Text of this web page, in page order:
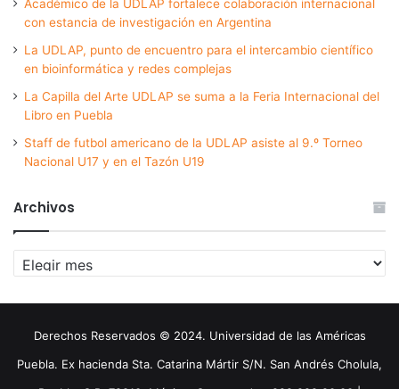
Académico de la UDLAP fortalece colaboración internacional
con estancia de investigación en Argentina
La UDLAP, punto de encuentro para el intercambio científico
en bioinformática y redes complejas
La Capilla del Arte UDLAP se suma a la Feria Internacional del
Libro en Puebla
Staff de futbol americano de la UDLAP asiste al 9.º Torneo
Nacional U17 y en el Tazón U19
Archivos
Archivos
Derechos Reservados © 2024. Universidad de las Américas
Puebla. Ex hacienda Sta. Catarina Mártir S/N. San Andrés Cholula,